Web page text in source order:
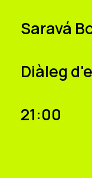
Saravá
Diàleg
21:00